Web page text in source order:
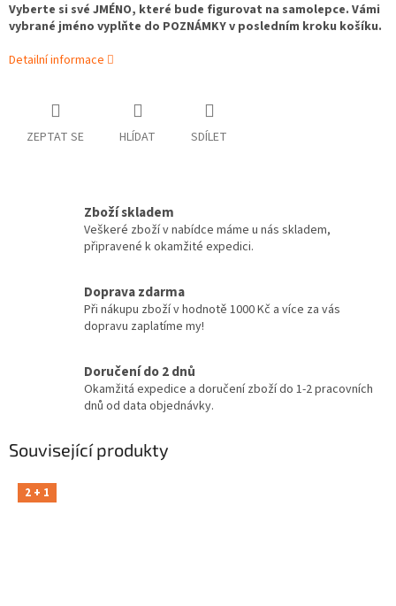
Vyberte si své JMÉNO, které bude figurovat na samolepce. Vámi
vybrané jméno vyplňte do POZNÁMKY v posledním kroku košíku.
Detailní informace
ZEPTAT SE HLÍDAT SDÍLET
Zboží skladem
Veškeré zboží v nabídce máme u nás skladem,
připravené k okamžité expedici.
Doprava zdarma
Při nákupu zboží v hodnotě 1000 Kč a více za vás
dopravu zaplatíme my!
Doručení do 2 dnů
Okamžitá expedice a doručení zboží do 1-2 pracovních
dnů od data objednávky.
Související produkty
2 + 1